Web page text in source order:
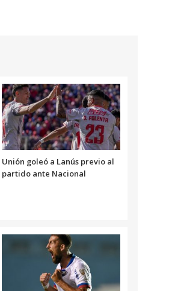
Unión goleó a Lanús previo al
partido ante Nacional